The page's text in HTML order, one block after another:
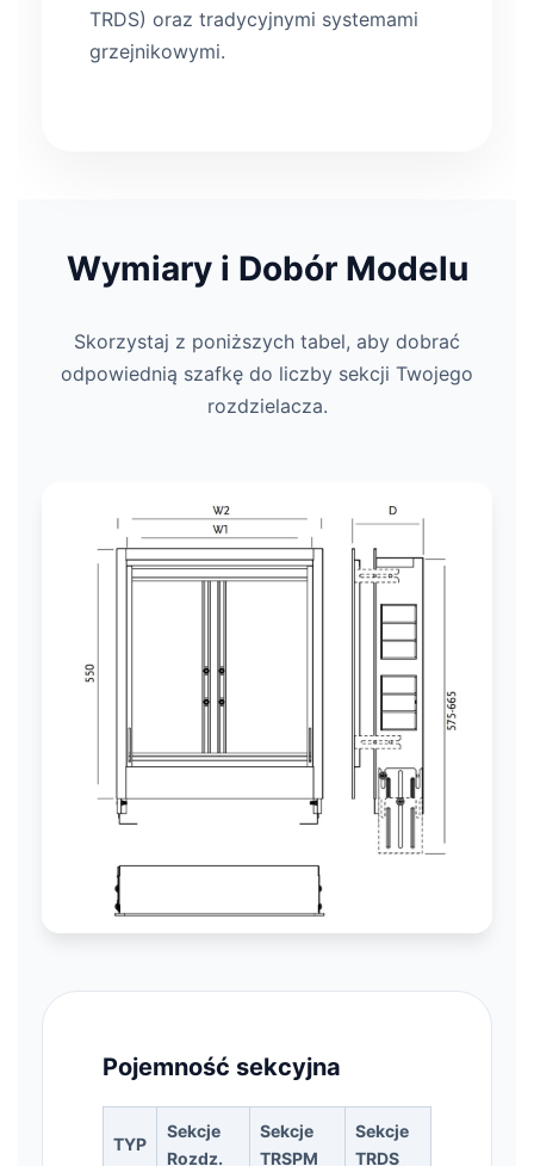
TRDS) oraz tradycyjnymi systemami
grzejnikowymi.
Wymiary i Dobór Modelu
Skorzystaj z poniższych tabel, aby dobrać
odpowiednią szafkę do liczby sekcji Twojego
rozdzielacza.
Pojemność sekcyjna
TYP
Sekcje
Rozdz.
Sekcje
TRSPM
Sekcje
TRDS